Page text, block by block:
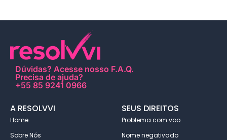
Dúvidas? Acesse nosso F.A.Q.
Precisa de ajuda?
+55 85 9241 0966
A RESOLVVI
Home
Sobre Nós
SEUS DIREITOS
Problema com voo
Nome negativado